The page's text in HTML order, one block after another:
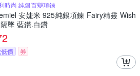
時尚 純銀百變項鍊
安婕米 925純銀項鍊 Fairy精靈 Wish
墜 藍鑽.白鑽
價 券